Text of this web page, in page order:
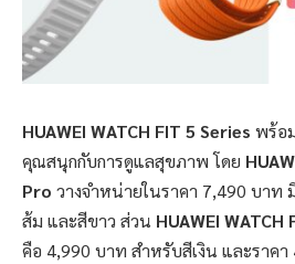
HUAWEI WATCH FIT 5 Series พร้อ
คุณสนุกกับการดูแลสุขภาพ โดย
Pro วางจำหน่ายในราคา 7,490 บาท
ส้ม และสีขาว ส่วน HUAWEI WATCH
คือ 4,990 บาท สำหรับสีเงิน และราค